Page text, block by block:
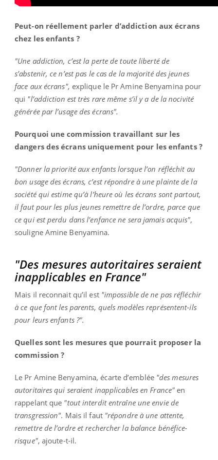
Peut-on réellement parler d’addiction aux écrans
chez les enfants ?
"Une addiction, c’est la perte de toute liberté de
s’abstenir, ce n’est pas le cas de la majorité des jeunes
face aux écrans", explique le Pr Amine Benyamina pour
qui "l’addiction est très rare même s’il y a de la nocivité
générée par l’usage des écrans".
Pourquoi une commission travaillant sur les
dangers des écrans uniquement pour les enfants ?
"Donner la priorité aux enfants lorsque l’on réfléchit au
bon usage des écrans, c’est répondre à une plainte de la
société qui estime qu’à l’heure où les écrans sont partout,
il faut pour les plus jeunes remettre de l’ordre, parce que
ce qui est perdu dans l’enfance ne sera jamais acquis",
souligne Amine Benyamina.
"Des mesures autoritaires seraient
inapplicables en France"
Mais il reconnait qu’il est "impossible de ne pas réfléchir
à ce que font les parents, quels modèles représentent-ils
pour leurs enfants ?".
Quelles sont les mesures que pourrait proposer la
commission ?
Le Pr Amine Benyamina, écarte d’emblée "des mesures
autoritaires qui seraient inapplicables en France" en
rappelant que "tout interdit entraîne une envie de
transgression". Mais il faut "répondre à une attente,
remettre de l’ordre et rechercher la balance bénéfice-
risque", ajoute-t-il.